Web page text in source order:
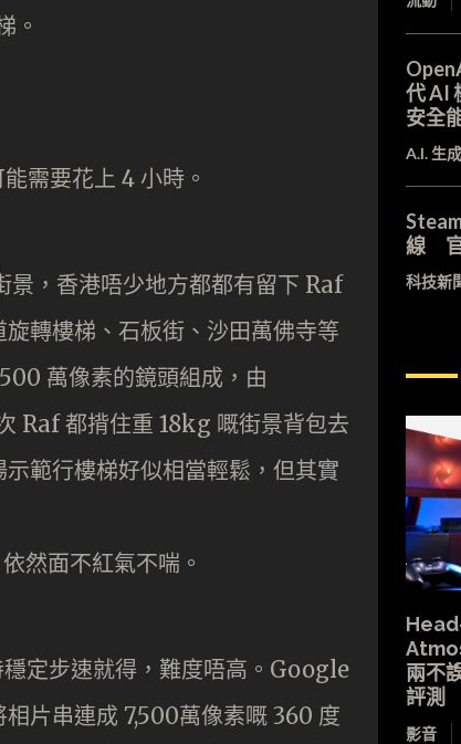
景，香港唔少地方都都有留下 Raf
轉樓梯、石板街、沙田萬佛寺等
萬像素的鏡頭組成，由
Raf 都揹住重 18kg 嘅街景背包去
範行樓梯好似相當輕鬆，但其實
穩定步速就得，難度唔高。Google
片串連成 7,500萬像素嘅 360 度
代 AI
安全
A.I. 生成
線 官
科技新
兩不
評測
影音